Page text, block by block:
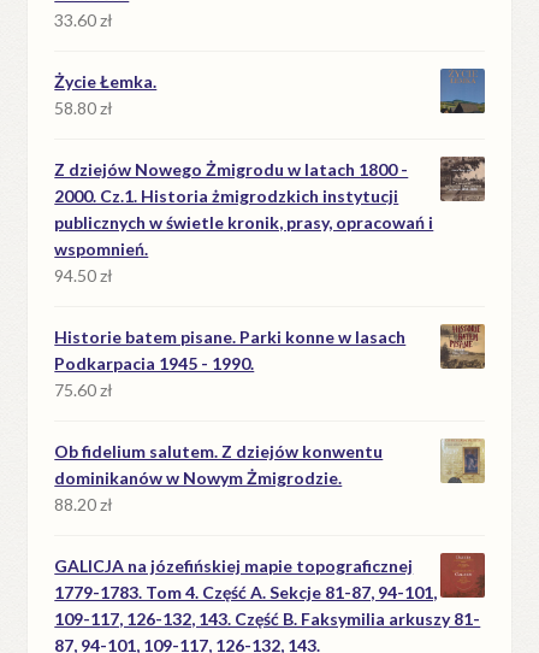
33.60zł
Życie Łemka.
58.80zł
Z dziejów Nowego Żmigrodu w latach 1800 -
2000. Cz.1. Historia żmigrodzkich instytucji
publicznych w świetle kronik, prasy, opracowań i
wspomnień.
94.50zł
Historie batem pisane. Parki konne w lasach
Podkarpacia 1945 - 1990.
75.60zł
Ob fidelium salutem. Z dziejów konwentu
dominikanów w Nowym Żmigrodzie.
88.20zł
GALICJA na józefińskiej mapie topograficznej
1779-1783. Tom 4. Część A. Sekcje 81-87, 94-101,
109-117, 126-132, 143. Część B. Faksymilia arkuszy 81-
87, 94-101, 109-117, 126-132, 143.